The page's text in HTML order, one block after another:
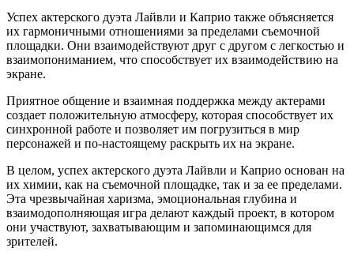
Успех актерского дуэта Лайвли и Каприо также объясняется
их гармоничными отношениями за пределами съемочной
площадки. Они взаимодействуют друг с другом с легкостью и
взаимопониманием, что способствует их взаимодействию на
экране.
Приятное общение и взаимная поддержка между актерами
создает положительную атмосферу, которая способствует их
синхронной работе и позволяет им погрузиться в мир
персонажей и по-настоящему раскрыть их на экране.
В целом, успех актерского дуэта Лайвли и Каприо основан на
их химии, как на съемочной площадке, так и за ее пределами.
Эта чрезвычайная харизма, эмоциональная глубина и
взаимодополняющая игра делают каждый проект, в котором
они участвуют, захватывающим и запоминающимся для
зрителей.